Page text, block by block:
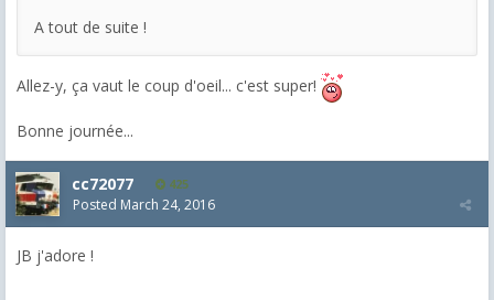
A tout de suite !
Allez-y, ça vaut le coup d'oeil... c'est super!
Bonne journée...
cc72077 425
Posted March 24, 2016
JB j'adore !